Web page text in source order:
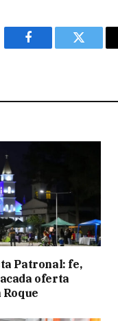
Facebook Twitter
Patronal: fe,
oferta